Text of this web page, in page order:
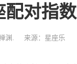
配对指数
渊. 来源：星座乐